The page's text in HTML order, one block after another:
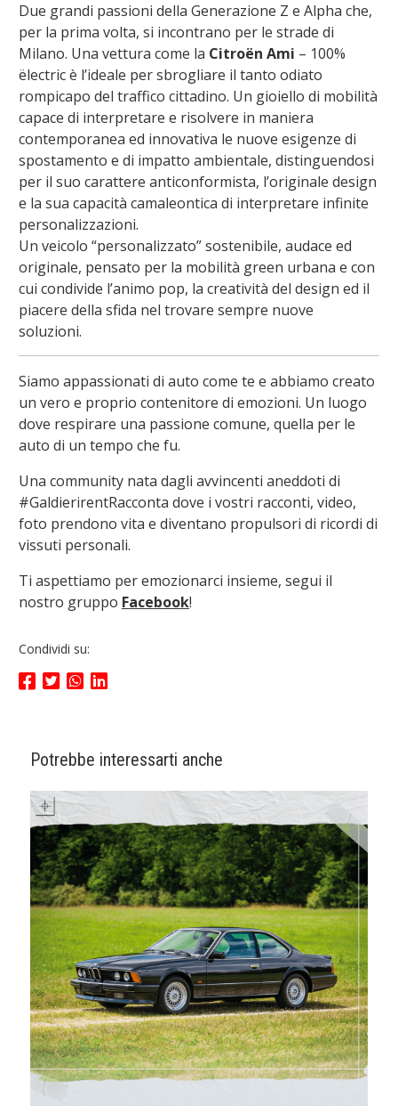
Due grandi passioni della Generazione Z e Alpha che,
per la prima volta, si incontrano per le strade di
Milano. Una vettura come la Citroën Ami – 100%
ëlectric è l’ideale per sbrogliare il tanto odiato
rompicapo del traffico cittadino. Un gioiello di mobilità
capace di interpretare e risolvere in maniera
contemporanea ed innovativa le nuove esigenze di
spostamento e di impatto ambientale, distinguendosi
per il suo carattere anticonformista, l’originale design
e la sua capacità camaleontica di interpretare infinite
personalizzazioni.
Un veicolo “personalizzato” sostenibile, audace ed
originale, pensato per la mobilità green urbana e con
cui condivide l’animo pop, la creatività del design ed il
piacere della sfida nel trovare sempre nuove
soluzioni.
Siamo appassionati di auto come te e abbiamo creato
un vero e proprio contenitore di emozioni. Un luogo
dove respirare una passione comune, quella per le
auto di un tempo che fu.
Una community nata dagli avvincenti aneddoti di
#GaldierirentRacconta dove i vostri racconti, video,
foto prendono vita e diventano propulsori di ricordi di
vissuti personali.
Ti aspettiamo per emozionarci insieme, segui il
nostro gruppo Facebook!
Condividi su:
Potrebbe interessarti anche